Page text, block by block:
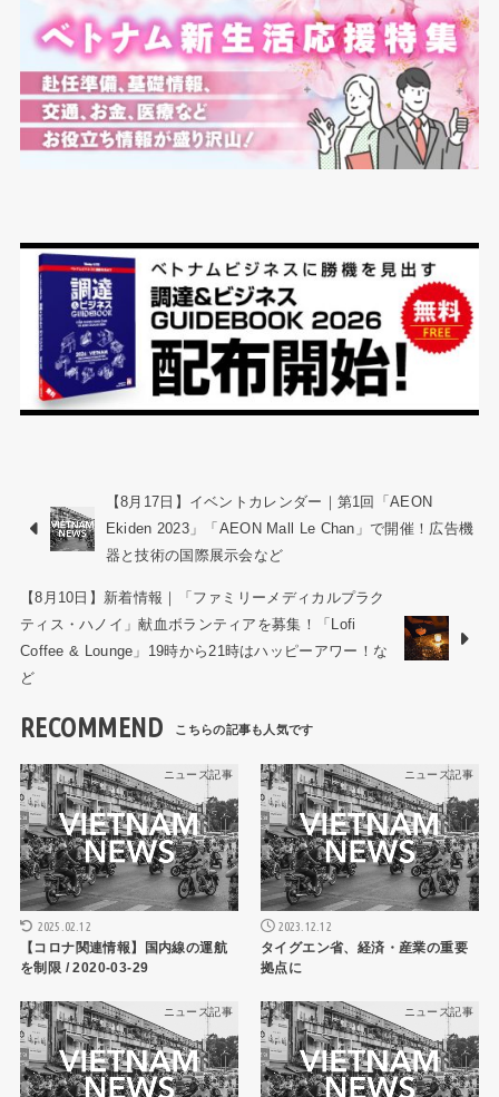
【8月17日】イベントカレンダー｜第1回「AEON
Ekiden 2023」「AEON Mall Le Chan」で開催！広告機
器と技術の国際展示会など
【8月10日】新着情報｜「ファミリーメディカルプラク
ティス・ハノイ」献血ボランティアを募集！「Lofi
Coffee & Lounge」19時から21時はハッピーアワー！な
ど
RECOMMEND
ニュース記事
2025.02.12
【コロナ関連情報】国内線の運航
を制限 / 2020-03-29
ニュース記事
2023.12.12
タイグエン省、経済・産業の重要
拠点に
ニュース記事 ニュース記事